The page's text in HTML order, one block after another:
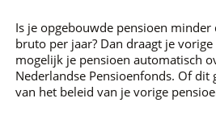
Is je opgebouwde pensioen
bruto per jaar? Dan draagt je
mogelijk je pensioen automatisch
Nederlandse Pensioenfonds. Of dit
van het beleid van je vorige